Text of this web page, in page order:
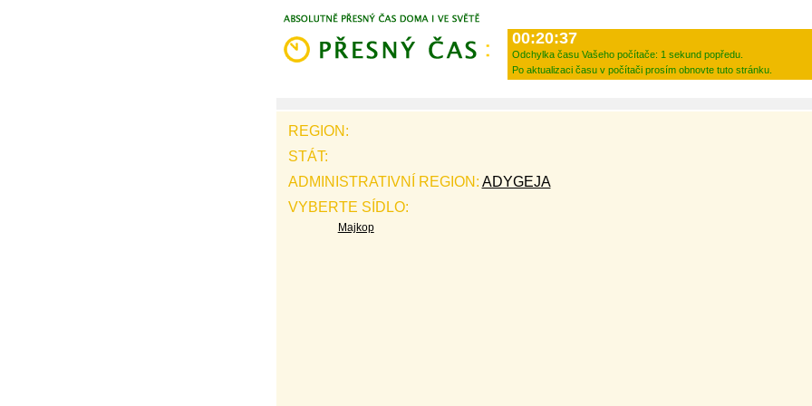
00:20:37
Odchylka času Vašeho počítače: 1 sekund popředu.
Po aktualizaci času v počítači prosím obnovte tuto stránku.
REGION:
STÁT:
ADMINISTRATIVNÍ REGION: ADYGEJA
VYBERTE SÍDLO:
Majkop